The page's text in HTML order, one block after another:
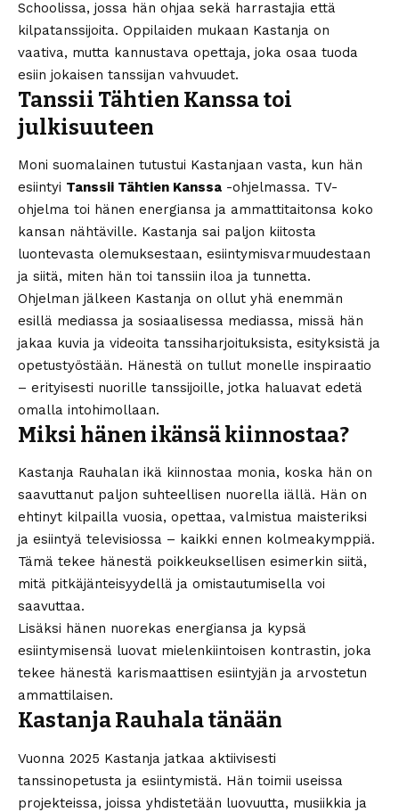
Schoolissa, jossa hän ohjaa sekä harrastajia että
kilpatanssijoita. Oppilaiden mukaan Kastanja on
vaativa, mutta kannustava opettaja, joka osaa tuoda
esiin jokaisen tanssijan vahvuudet.
Tanssii Tähtien Kanssa toi
julkisuuteen
Moni suomalainen tutustui Kastanjaan vasta, kun hän
esiintyi Tanssii Tähtien Kanssa -ohjelmassa. TV-
ohjelma toi hänen energiansa ja ammattitaitonsa koko
kansan nähtäville. Kastanja sai paljon kiitosta
luontevasta olemuksestaan, esiintymisvarmuudestaan
ja siitä, miten hän toi tanssiin iloa ja tunnetta.
Ohjelman jälkeen Kastanja on ollut yhä enemmän
esillä mediassa ja sosiaalisessa mediassa, missä hän
jakaa kuvia ja videoita tanssiharjoituksista, esityksistä ja
opetustyöstään. Hänestä on tullut monelle inspiraatio
– erityisesti nuorille tanssijoille, jotka haluavat edetä
omalla intohimollaan.
Miksi hänen ikänsä kiinnostaa?
Kastanja Rauhalan ikä kiinnostaa monia, koska hän on
saavuttanut paljon suhteellisen nuorella iällä. Hän on
ehtinyt kilpailla vuosia, opettaa, valmistua maisteriksi
ja esiintyä televisiossa – kaikki ennen kolmeakymppiä.
Tämä tekee hänestä poikkeuksellisen esimerkin siitä,
mitä pitkäjänteisyydellä ja omistautumisella voi
saavuttaa.
Lisäksi hänen nuorekas energiansa ja kypsä
esiintymisensä luovat mielenkiintoisen kontrastin, joka
tekee hänestä karismaattisen esiintyjän ja arvostetun
ammattilaisen.
Kastanja Rauhala tänään
Vuonna 2025 Kastanja jatkaa aktiivisesti
tanssinopetusta ja esiintymistä. Hän toimii useissa
projekteissa, joissa yhdistetään luovuutta, musiikkia ja